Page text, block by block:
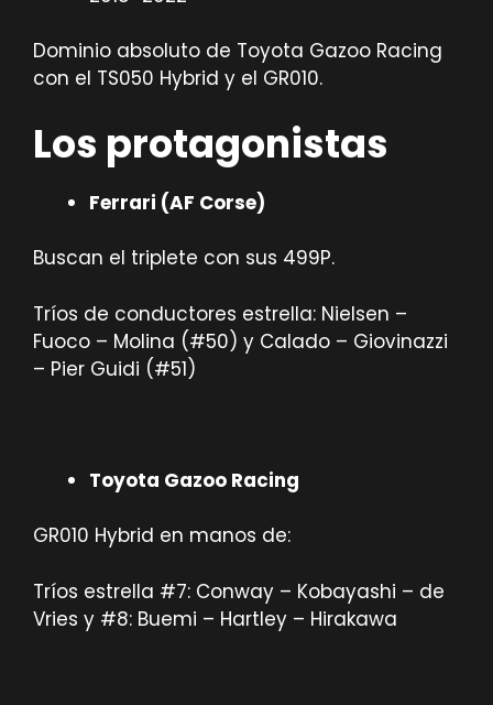
Dominio absoluto de Toyota Gazoo Racing
con el TS050 Hybrid y el GR010.
Los protagonistas
Ferrari (AF Corse)
Buscan el triplete con sus 499P.
Tríos de conductores estrella: Nielsen –
Fuoco – Molina (#50) y Calado – Giovinazzi
– Pier Guidi (#51)
Toyota Gazoo Racing
GR010 Hybrid en manos de:
Tríos estrella #7: Conway – Kobayashi – de
Vries y #8: Buemi – Hartley – Hirakawa